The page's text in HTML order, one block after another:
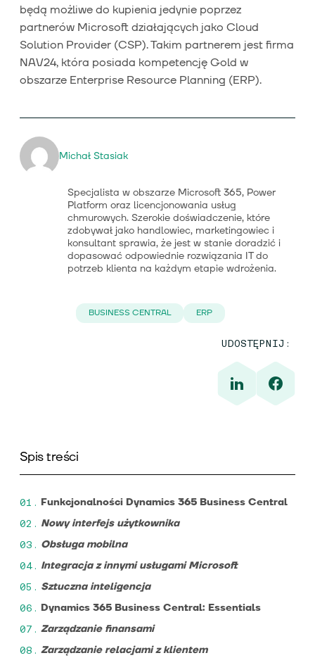
będą możliwe do kupienia jedynie poprzez
partnerów Microsoft działających jako Cloud
Solution Provider (CSP). Takim partnerem jest firma
NAV24, która posiada kompetencję Gold w
obszarze Enterprise Resource Planning (ERP).
Michał Stasiak
Specjalista w obszarze Microsoft 365, Power
Platform oraz licencjonowania usług
chmurowych. Szerokie doświadczenie, które
zdobywał jako handlowiec, marketingowiec i
konsultant sprawia, że jest w stanie doradzić i
dopasować odpowiednie rozwiązania IT do
potrzeb klienta na każdym etapie wdrożenia.
BUSINESS CENTRAL ERP
UDOSTĘPNIJ:
Spis treści
Funkcjonalności Dynamics 365 Business Central
Nowy interfejs użytkownika
Obsługa mobilna
Integracja z innymi usługami Microsoft
Sztuczna inteligencja
Dynamics 365 Business Central: Essentials
Zarządzanie finansami
Zarządzanie relacjami z klientem